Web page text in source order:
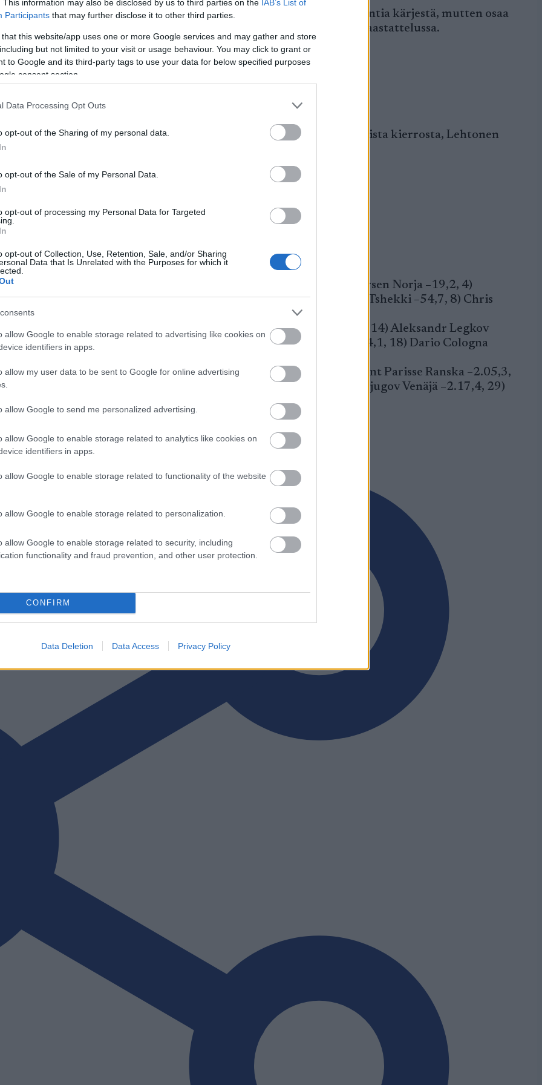
This information may also be disclosed by us to third parties on the IAB’s List of
Participants that may further disclose it to other third parties.
that this website/app uses one or more Google services and may gather and store
but not limited to your visit or usage behaviour. You may click to grant or
to Google and its third-party tags to use your data for below specified purposes
consent section.
Data Processing Opt Outs
opt-out of the Sharing of my personal data.
opt-out of the Sale of my Personal Data.
opt-out of processing my Personal Data for Targeted
opt-out of Collection, Use, Retention, Sale, and/or Sharing
Data that Is Unrelated with the Purposes for which it
allow Google to enable storage related to advertising like cookies on
identifiers in apps.
allow my user data to be sent to Google for online advertising
allow Google to send me personalized advertising.
allow Google to enable storage related to analytics like cookies on
identifiers in apps.
allow Google to enable storage related to functionality of the website
allow Google to enable storage related to personalization.
allow Google to enable storage related to security, including
functionality and fraud prevention, and other user protection.
CONFIRM
Data Deletion Data Access Privacy Policy
ollut mitään vikaa. Jäin silti heti ensimmäisessä väliajassa 16 sekuntia kärjestä, mutten osaa
läpi. Analyysi tehdään kisojen jälkeen, Heikkinen kertoi Ylen haastattelussa.
Oli työläs päivä, Nousiainen tiivisti kilpailun.
Sitä täytyy kuitenkin pohtia, sorruinko ylivauhtiin ennen toista kierrosta, Lehtonen
huonosti, mutta loppu oli taas OK, Hyvärinen kertoi Ylelle.
2) Maurice Manificat Ranska jäljessä 17,8 sekuntia, 3) Anders Glöersen Norja –19,2, 4)
Norja –47,6, 6) Bernhard Tritscher Itävalta –53,4, 7) Lukas Bauer Tshekki –54,7, 8) Chris
10) Jevgeni Belov Venäjä –1.04,7,
Valko-Venäjä –1.10,7, 13) Daniel Richarsson Ruotsi –1.12,2, 14) Aleksandr Legkov
Andrew Musgrave Britannia –1.25,6, 17) Martin Jaks Tshekki –1.34,1, 18) Dario Cologna
–1.41,3, 20) Ivan Babikov Kanada –1.45,4,
Suomi –1.55,6, 23) Lari Lehtonen Suomi –2.02,8, 24) Clement Parisse Ranska –2.05,3,
Venäjä –2.13,4, 27) Roland Clara Italia –2.15,5, 28) Sergei Ustjugov Venäjä –2.17,4, 29)
Ranska –2.19,9.